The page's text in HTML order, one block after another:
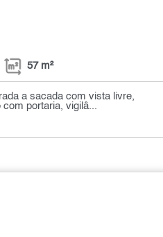
57 m²
a sacada com vista livre,
portaria, vigilâ...